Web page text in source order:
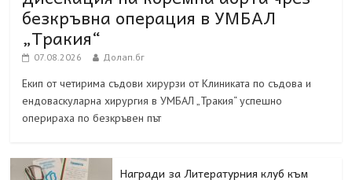
безкръвна операция в УМБАЛ
„Тракия“
07.08.2026 Долап.бг
Екип от четирима съдови хирурзи от Клиниката по съдова и
ендоваскуларна хирургия в УМБАЛ „Тракия“ успешно
оперираха по безкръвен път
Награди за Литературния клуб към